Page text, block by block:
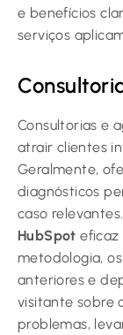
e benefícios
serviços
Consultorias e
atrair clientes
Geralmente,
diagnósticos
caso
HubSpot eficaz
metodologia,
anteriores e
visitante sobre
problemas,